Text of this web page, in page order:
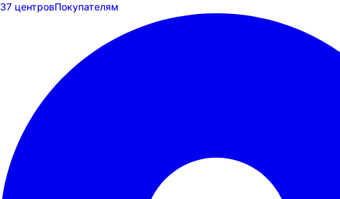
37 центровПокупателям